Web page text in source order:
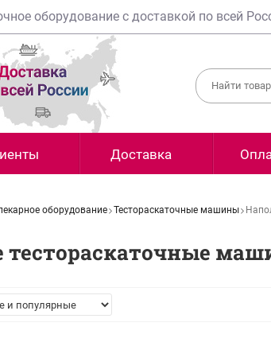
оборудование с доставкой по всей
Доставка
оборудование Тестораскаточные машины
тестораскаточные